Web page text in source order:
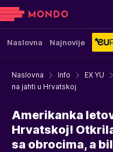
Naslovna Najnovije
Naslovna Info EX YU
na jahti u Hrvatskoj
Amerikanka
Hrvatskoj!
sa obrocima, a